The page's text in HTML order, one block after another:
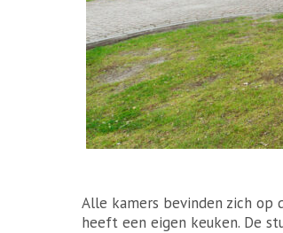
Alle kamers bevinden zich op
heeft een eigen keuken. De